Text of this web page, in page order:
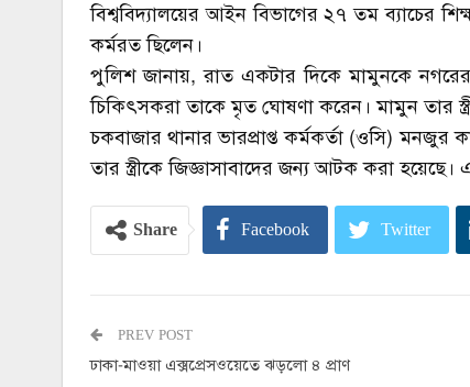
বিশ্ববিদ্যালয়ের আইন বিভাগের ২৭ তম ব্যাচের
কর্মরত ছিলেন।
পুলিশ জানায়, রাত একটার দিকে মামুনকে নগরের
চিকিৎসকরা তাকে মৃত ঘোষণা করেন। মামুন তার
চকবাজার থানার ভারপ্রাপ্ত কর্মকর্তা (ওসি)
তার স্ত্রীকে জিজ্ঞাসাবাদের জন্য আটক করা
Share Facebook Twitter
PREV POST
ঢাকা-মাওয়া এক্সপ্রেসওয়েতে ঝড়লো ৪ প্রাণ